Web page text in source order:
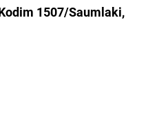
1507/Saumlaki,